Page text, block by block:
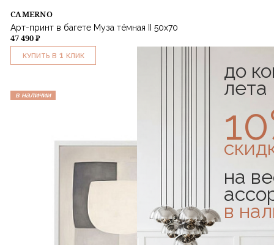
CAMERNO
Арт-принт в багете Муза тёмная II 50х70
47 490 ₽
КУПИТЬ В 1 КЛИК
в наличии
до
лета
на
в